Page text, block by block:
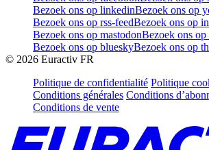
Bezoek ons op linkedinBezoek ons op
Bezoek ons op rss-feedBezoek ons op
Bezoek ons op mastodonBezoek ons op
Bezoek ons op blueskyBezoek ons op
© 2026 Euractiv FR
Politique de confidentialité Politique
Conditions générales Conditions
Conditions de vente